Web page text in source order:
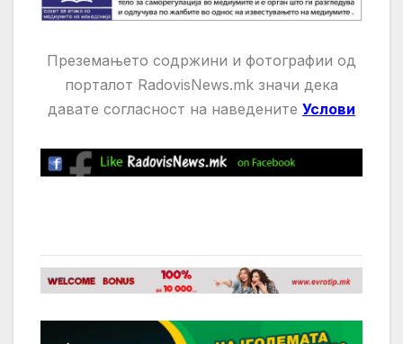
Преземањето содржини и фотографии од
порталот RadovisNews.mk значи дека
давате согласност на нaведените Услови